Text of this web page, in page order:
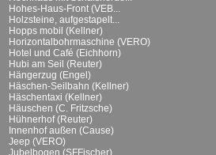
Hohes-Haus-Front (VEB...
Holzsteine, aufgestapelt...
Hopps mobil (Kellner)
Horizontalbohrmaschine (VERO)
Hotel und Café (Eichhorn)
Hubi am Seil (Reuter)
Hängerzug (Engel)
Häschen-Seilbahn (Kellner)
Häschentaxi (Kellner)
Häuschen (C. Fritzsche)
Hühnerhof (Reuter)
Innenhof außen (Cause)
Jeep (VERO)
Jubelbogen (SFFischer)